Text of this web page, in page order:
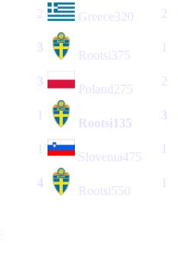
2 Greece 320 2
3
Rootsi 375
3
Poland 275
2
Rootsi135
3
Slovenia475
4
Rootsi550